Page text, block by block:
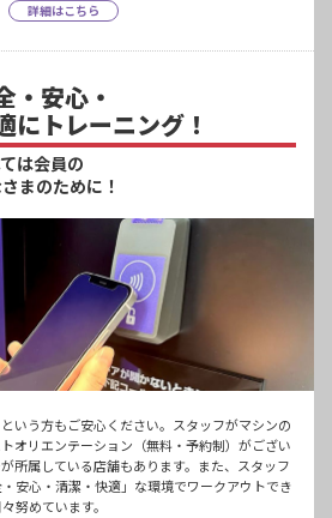
詳細はこちら
・安心・
にトレーニング！
は会員の
まのために！
いう方もご安心ください。スタッフがマシンの
オリエンテーション（無料・予約制）がござい
所属している店舗もあります。また、スタッフ
安心・清潔・快適」な環境でワークアウトでき
努めています。